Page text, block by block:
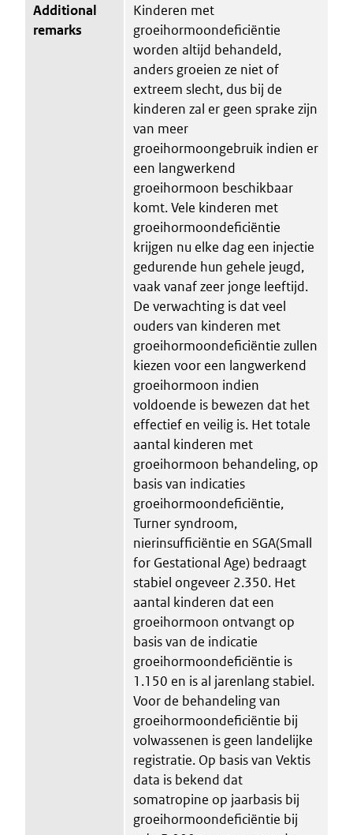
Additional
remarks
Kinderen met
groeihormoondeficiëntie
worden altijd behandeld,
anders groeien ze niet of
extreem slecht, dus bij de
kinderen zal er geen sprake zijn
van meer
groeihormoongebruik indien er
een langwerkend
groeihormoon beschikbaar
komt. Vele kinderen met
groeihormoondeficiëntie
krijgen nu elke dag een injectie
gedurende hun gehele jeugd,
vaak vanaf zeer jonge leeftijd.
De verwachting is dat veel
ouders van kinderen met
groeihormoondeficiëntie zullen
kiezen voor een langwerkend
groeihormoon indien
voldoende is bewezen dat het
effectief en veilig is. Het totale
aantal kinderen met
groeihormoon behandeling, op
basis van indicaties
groeihormoondeficiëntie,
Turner syndroom,
nierinsufficiëntie en SGA(Small
for Gestational Age) bedraagt
stabiel ongeveer 2.350. Het
aantal kinderen dat een
groeihormoon ontvangt op
basis van de indicatie
groeihormoondeficiëntie is
1.150 en is al jarenlang stabiel.
Voor de behandeling van
groeihormoondeficiëntie bij
volwassenen is geen landelijke
registratie. Op basis van Vektis
data is bekend dat
somatropine op jaarbasis bij
groeihormoondeficiëntie bij